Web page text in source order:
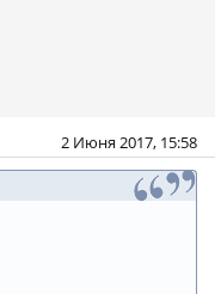
2 Июня 2017, 15:58